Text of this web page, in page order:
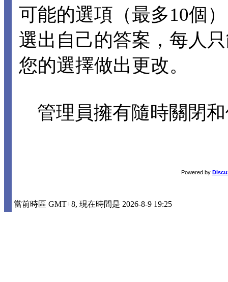
可能的選項（最多10個
選出自己的答案，每人
您的選擇做出更改。
管理員擁有隨時關閉
Powered by
當前時區 GMT+8, 現在時間是 2026-8-9 19:25